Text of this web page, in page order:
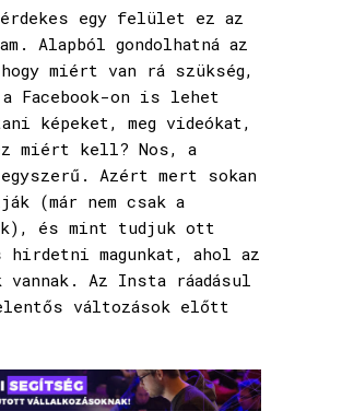
érdekes egy felület ez az
Alapból gondolhatná az
miért van rá szükség,
Facebook-on is lehet
képeket, meg videókat,
miért kell? Nos, a
Azért mert sokan
(már nem csak a
és mint tudjuk ott
hirdetni magunkat, ahol az
vannak. Az Insta ráadásul
változások előtt